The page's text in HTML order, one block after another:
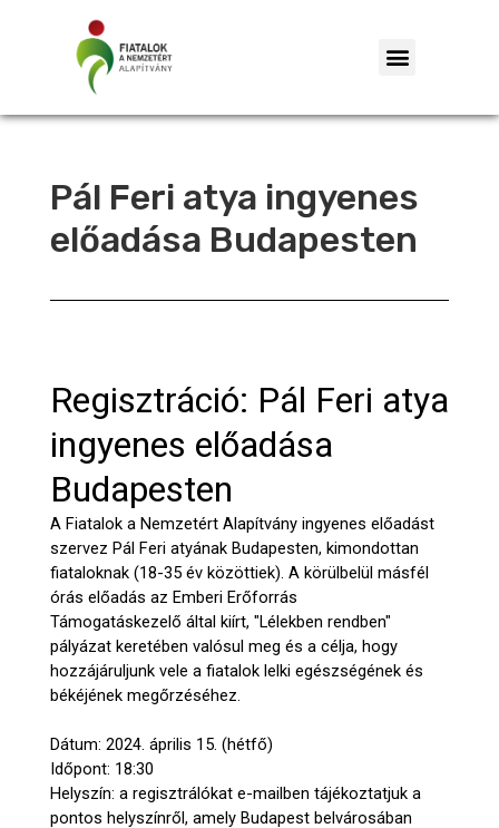
Pál Feri atya ingyenes
előadása Budapesten